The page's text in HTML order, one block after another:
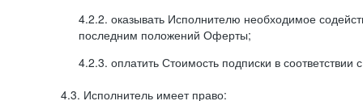
4.2.2. оказывать Исполнителю необходимое
последним положений Оферты;
4.2.3. оплатить Стоимость подписки в
4.3. Исполнитель имеет право: